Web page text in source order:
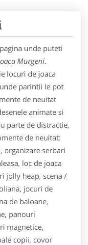
unde puteti
Murgeni.
locuri de joaca
parintii le pot
de neuitat
animate si
parte de distractie,
de neuitat:
organizare serbari
loc de joaca
jolly heap, scena /
jocuri de
de baloane,
panouri
magnetice,
copii, covor